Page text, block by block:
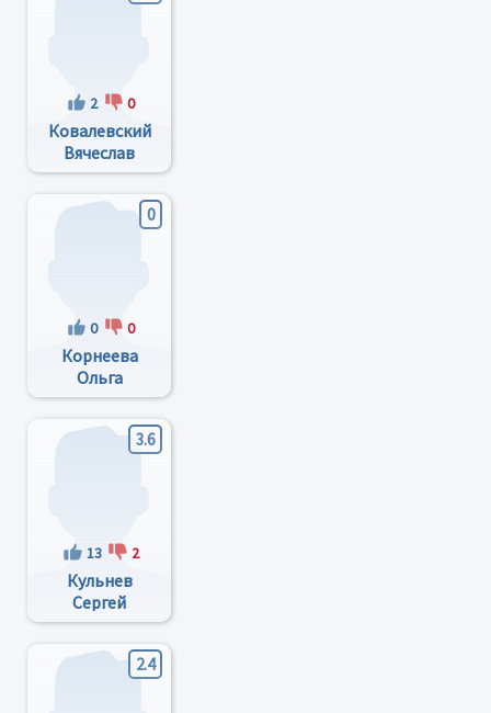
2 0
Ковалевский
Вячеслав
Ильич
0
0 0
Корнеева
Ольга
Сергеевна
3.6
13 2
Кульнев
Сергей
Сергеевич
2.4